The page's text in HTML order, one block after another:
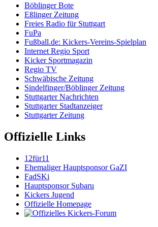
Böblinger Bote
Eßlinger Zeitung
Freies Radio für Stuttgart
FuPa
Fußball.de: Kickers-Vereins-Spielplan
Internet Regio Sport
Kicker Sportmagazin
Regio TV
Schwäbische Zeitung
Sindelfinger/Böblinger Zeitung
Stuttgarter Nachrichten
Stuttgarter Stadtanzeiger
Stuttgarter Zeitung
Offizielle Links
12für11
Ehemaliger Hauptsponsor GaZI
FadSKi
Hauptsponsor Subaru
Kickers Jugend
Offizielle Homepage